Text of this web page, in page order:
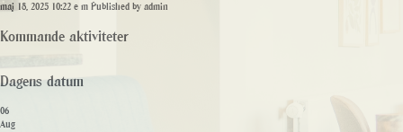
maj 18, 2025 10:22 e m Published by admin
Kommande aktiviteter
Dagens datum
06
Aug